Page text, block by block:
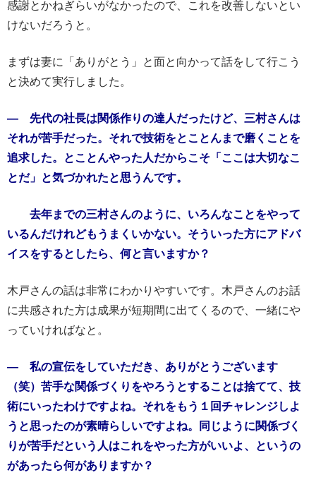
感謝とかねぎらいがなかったので、これを改善しないとい
けないだろうと。
まずは妻に「ありがとう」と面と向かって話をして行こう
と決めて実行しました。
― 先代の社長は関係作りの達人だったけど、三村さんは
それが苦手だった。それで技術をとことんまで磨くことを
追求した。とことんやった人だからこそ「ここは大切なこ
とだ」と気づかれたと思うんです。
去年までの三村さんのように、いろんなことをやって
いるんだけれどもうまくいかない。そういった方にアドバ
イスをするとしたら、何と言いますか？
木戸さんの話は非常にわかりやすいです。木戸さんのお話
に共感された方は成果が短期間に出てくるので、一緒にや
っていければなと。
― 私の宣伝をしていただき、ありがとうございます
（笑）苦手な関係づくりをやろうとすることは捨てて、技
術にいったわけですよね。それをもう１回チャレンジしよ
うと思ったのが素晴らしいですよね。同じように関係づく
りが苦手だという人はこれをやった方がいいよ、というの
があったら何がありますか？